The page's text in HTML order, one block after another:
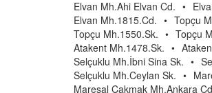
Elvan Mh.Ahi Elvan Cd. •
Elvan Mh.1815.Cd. • Topçu
Topçu Mh.1550.Sk. • Topçu
Atakent Mh.1478.Sk. •
Selçuklu Mh.İbni Sina Sk. •
Selçuklu Mh.Ceylan Sk. •
Mareşal Çakmak Mh.Ankara